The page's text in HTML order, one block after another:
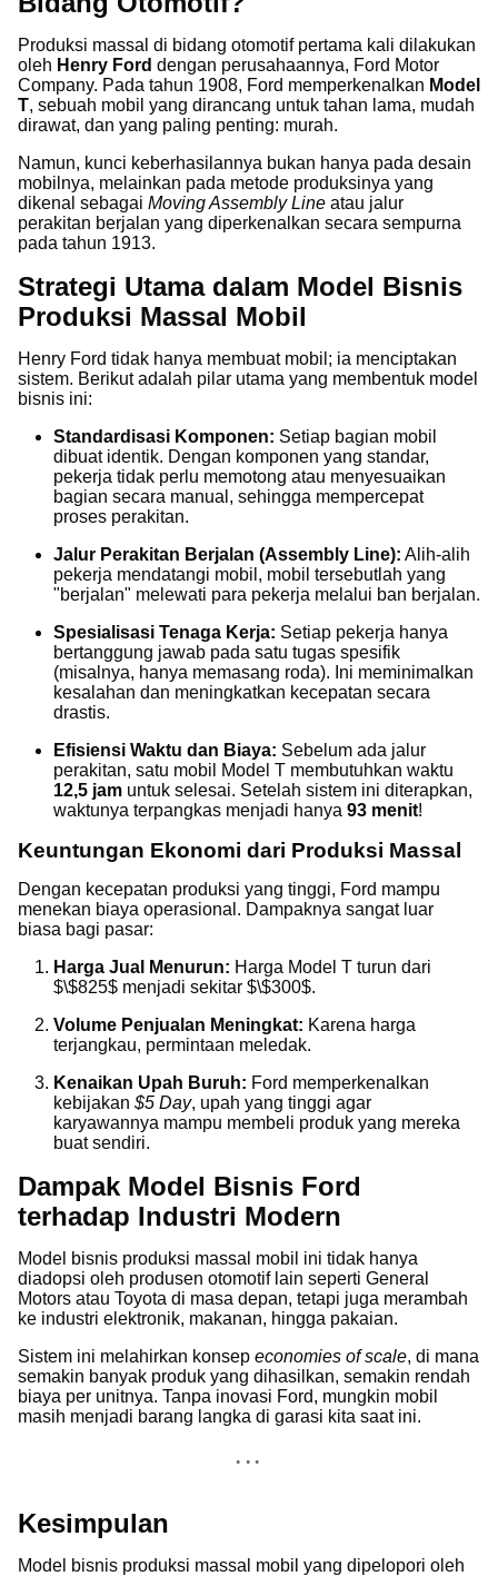
Produksi massal di bidang otomotif pertama kali dilakukan
oleh Henry Ford dengan perusahaannya, Ford Motor
Company. Pada tahun 1908, Ford memperkenalkan Model
T, sebuah mobil yang dirancang untuk tahan lama, mudah
dirawat, dan yang paling penting: murah.
Namun, kunci keberhasilannya bukan hanya pada desain
mobilnya, melainkan pada metode produksinya yang
dikenal sebagai Moving Assembly Line atau jalur
perakitan berjalan yang diperkenalkan secara sempurna
pada tahun 1913.
Strategi Utama dalam Model Bisnis
Produksi Massal Mobil
Henry Ford tidak hanya membuat mobil; ia menciptakan
sistem. Berikut adalah pilar utama yang membentuk model
bisnis ini:
Standardisasi Komponen: Setiap bagian mobil
dibuat identik. Dengan komponen yang standar,
pekerja tidak perlu memotong atau menyesuaikan
bagian secara manual, sehingga mempercepat
proses perakitan.
Jalur Perakitan Berjalan (Assembly Line): Alih-alih
pekerja mendatangi mobil, mobil tersebutlah yang
"berjalan" melewati para pekerja melalui ban berjalan.
Spesialisasi Tenaga Kerja: Setiap pekerja hanya
bertanggung jawab pada satu tugas spesifik
(misalnya, hanya memasang roda). Ini meminimalkan
kesalahan dan meningkatkan kecepatan secara
drastis.
Efisiensi Waktu dan Biaya: Sebelum ada jalur
perakitan, satu mobil Model T membutuhkan waktu
12,5 jam untuk selesai. Setelah sistem ini diterapkan,
waktunya terpangkas menjadi hanya 93 menit!
Keuntungan Ekonomi dari Produksi Massal
Dengan kecepatan produksi yang tinggi, Ford mampu
menekan biaya operasional. Dampaknya sangat luar
biasa bagi pasar:
Harga Jual Menurun: Harga Model T turun dari
$\$825$ menjadi sekitar $\$300$.
Volume Penjualan Meningkat: Karena harga
terjangkau, permintaan meledak.
Kenaikan Upah Buruh: Ford memperkenalkan
kebijakan $5 Day, upah yang tinggi agar
karyawannya mampu membeli produk yang mereka
buat sendiri.
Dampak Model Bisnis Ford
terhadap Industri Modern
Model bisnis produksi massal mobil ini tidak hanya
diadopsi oleh produsen otomotif lain seperti General
Motors atau Toyota di masa depan, tetapi juga merambah
ke industri elektronik, makanan, hingga pakaian.
Sistem ini melahirkan konsep economies of scale, di mana
semakin banyak produk yang dihasilkan, semakin rendah
biaya per unitnya. Tanpa inovasi Ford, mungkin mobil
masih menjadi barang langka di garasi kita saat ini.
Kesimpulan
Model bisnis produksi massal mobil yang dipelopori oleh